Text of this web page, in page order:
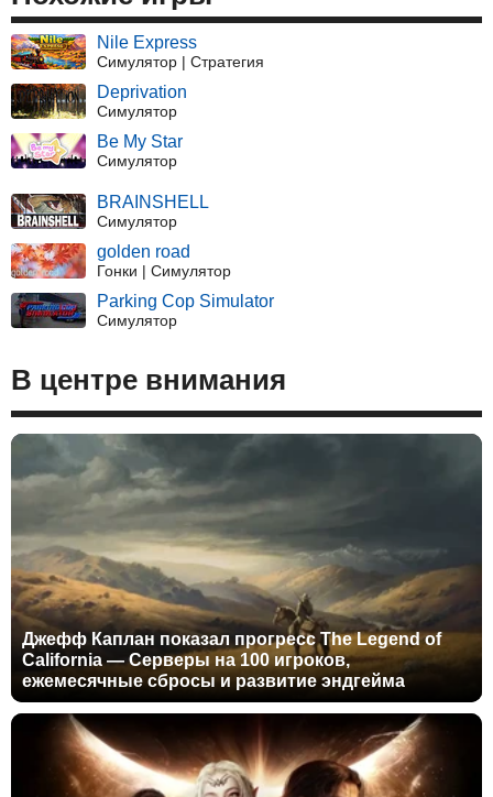
Nile Express
Симулятор | Стратегия
Deprivation
Симулятор
Be My Star
Симулятор
BRAINSHELL
Симулятор
golden road
Гонки | Симулятор
Parking Cop Simulator
Симулятор
В центре внимания
Джефф Каплан показал прогресс The Legend of
California — Серверы на 100 игроков,
ежемесячные сбросы и развитие эндгейма